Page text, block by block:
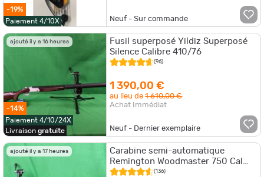
-19%
Paiement 4/10X
Neuf - Sur commande
ajouté il y a 16 heures
-14%
Paiement 4/10/24X
Livraison gratuite
Fusil superposé Yildiz Superposé
Silence Calibre 410/76
(96)
1 390,00 €
au lieu de1 610,00 €
Achat Immédiat
Neuf - Dernier exemplaire
ajouté il y a 17 heures
Carabine semi-automatique
Remington Woodmaster 750 Cal
.280Rem
(136)